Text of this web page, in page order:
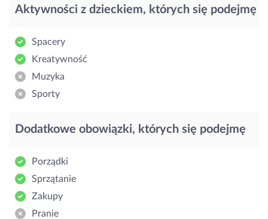
Aktywności z dzieckiem, których się podejmę
Spacery
Kreatywność
Muzyka
Sporty
Dodatkowe obowiązki, których się podejmę
Porządki
Sprzątanie
Zakupy
Pranie